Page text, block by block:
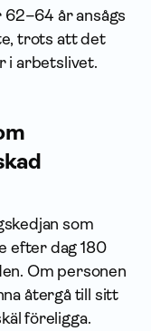
62–64 år ansågs
trots att det
i arbetslivet.
som
efter dag 180
Om personen
återgå till sitt
föreligga.